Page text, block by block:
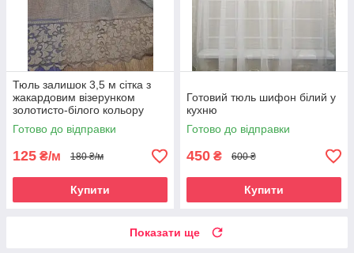
Тюль залишок 3,5 м сітка з
жакардовим візерунком
золотисто-білого кольору
Готово до відправки
125 ₴/м 180 ₴/м
Купити
Готовий тюль шифон білий у
кухню
Готово до відправки
450 ₴ 600 ₴
Купити
Показати ще